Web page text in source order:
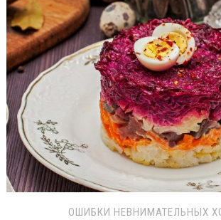
ОШИБКИ НЕВНИМАТЕЛЬНЫХ